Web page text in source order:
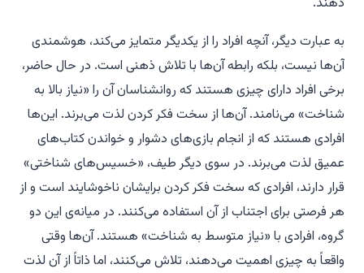
به عبارت دیگر، آنچه افراد را از یکدیگر متمایز می‌کند، هوشمندی
آن‌ها نیست، بلکه رابطه آن‌ها با تلاش ذهنی است. در حال حاضر،
برخی افراد دارای چیزی هستند که روانشناسان آن را «نیاز بالا به
شناخت» می‌نامند. آن‌ها از سخت فکر کردن لذت می‌برند. این‌ها
افرادی هستند که از انجام بازی‌های دشوار و خواندن کتاب‌های
عمیق لذت می‌برند. در سوی دیگر طیف، «خسیس‌های شناختی»
قرار دارند، افرادی که سخت فکر کردن برایشان ناخوشایند است و از
هر فرصتی برای اجتناب از آن استفاده می‌کنند. در میانه‌ی این دو
گروه، افرادی با «نیاز متوسط به شناخت» هستند. آن‌ها وقتی
واقعاً به چیزی اهمیت می‌دهند، تلاش می‌کنند، اما ذاتاً از آن لذت